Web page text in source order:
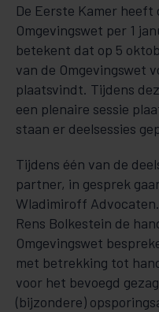
De Eerste Kamer heeft
Omgevingswet per 1
betekent dat op 5
van de Omgevingswet
plaatsvindt. Tijdens
een plenaire sessie
staan er deelsessies
Tijdens één van de
partner, in gesprek
Wladimiroff
Rens Bolkestein de
Omgevingswet
met betrekking tot
voor het bevoegd
(bijzondere)